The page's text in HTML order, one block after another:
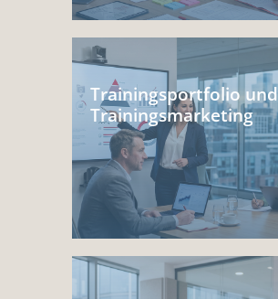
Trainingsportfolio und
Trainingsmarketing